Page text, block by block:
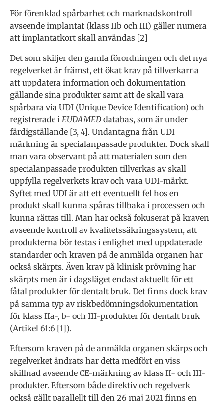
För förenklad spårbarhet och marknadskontroll
avseende implantat (klass IIb och III) gäller numera
att implantatkort skall användas [2]
Det som skiljer den gamla förordningen och det nya
regelverket är främst, ett ökat krav på tillverkarna
att uppdatera information och dokumentation
gällande sina produkter samt att de skall vara
spårbara via UDI (Unique Device Identification) och
registrerade i EUDAMED databas, som är under
färdigställande [3, 4]. Undantagna från UDI
märkning är specialanpassade produkter. Dock skall
man vara observant på att materialen som den
specialanpassade produkten tillverkas av skall
uppfylla regelverkets krav och vara UDI-märkt.
Syftet med UDI är att ett eventuellt fel hos en
produkt skall kunna spåras tillbaka i processen och
kunna rättas till. Man har också fokuserat på kraven
avseende kontroll av kvalitetssäkringssystem, att
produkterna bör testas i enlighet med uppdaterade
standarder och kraven på de anmälda organen har
också skärpts. Även krav på klinisk prövning har
skärpts men är i dagsläget endast aktuellt för ett
fåtal produkter för dentalt bruk. Det finns dock krav
på samma typ av riskbedömningsdokumentation
för klass IIa-, b- och III-produkter för dentalt bruk
(Artikel 61:6 [1]).
Eftersom kraven på de anmälda organen skärps och
regelverket ändrats har detta medfört en viss
skillnad avseende CE-märkning av klass II- och III-
produkter. Eftersom både direktiv och regelverk
också gällt parallellt till den 26 maj 2021 finns en